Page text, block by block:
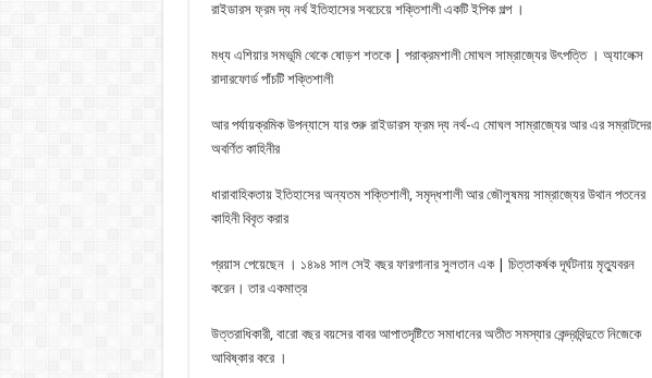
রাইডারস ফ্রম দ্য নর্থ ইতিহাসের সবচেয়ে শক্তিশালী একটি ইপিক গল্প ।
মধ্য এশিয়ার সমভূমি থেকে ষােড়শ শতকে | পরাক্রমশালী মােঘল সাম্রাজ্যের উৎপত্তি । অ্যালেক্স
রাদারফোর্ড পাঁচটি শক্তিশালী
আর পর্যায়ক্রমিক উপন্যাসে যার শুরু রাইডারস ফ্রম দ্য নর্থ-এ মােঘল সাম্রাজ্যের আর এর সম্রাটদের
অবর্ণিত কাহিনীর
ধারাবাহিকতায় ইতিহাসের অন্যতম শক্তিশালী, সমৃদ্ধশালী আর জৌলুষময় সাম্রাজ্যের উথান পতনের
কাহিনী বিবৃত করার
প্রয়াস পেয়েছেন । ১৪৯৪ সাল সেই বছর ফারগানার সুলতান এক | চিত্তাকর্ষক দূর্ঘটনায় মৃত্যুবরন
করেন। তার একমাত্র
উত্তরাধিকারী, বারাে বছর বয়সের বাবর আপাতদৃষ্টিতে সমাধানের অতীত সমস্যার কেন্দ্রবিন্দুতে নিজেকে
আবিষ্কার করে ।